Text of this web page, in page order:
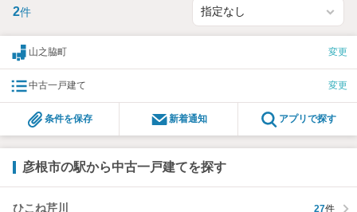
2件
山之脇町 変更
中古一戸建て 変更
条件を保存 新着通知 アプリで探す
彦根市の駅から中古一戸建てを探す
ひこね芹川 27件